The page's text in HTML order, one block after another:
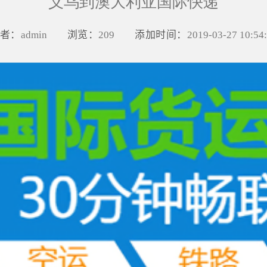
： admin 浏览：209 添加时间： 2019-03-27